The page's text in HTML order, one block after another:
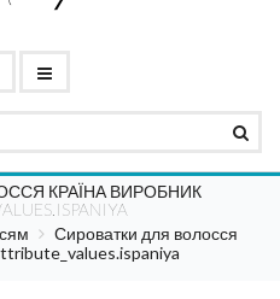
КРАЇНА ВИРОБНИК
Сироватки для волосся